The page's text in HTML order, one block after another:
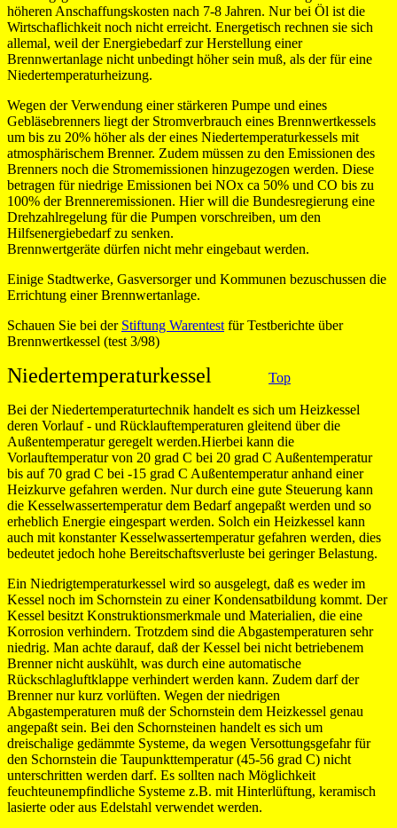
höheren Anschaffungskosten nach 7-8 Jahren. Nur bei Öl ist die
Wirtschaflichkeit noch nicht erreicht. Energetisch rechnen sie sich
allemal, weil der Energiebedarf zur Herstellung einer
Brennwertanlage nicht unbedingt höher sein muß, als der für eine
Niedertemperaturheizung.
Wegen der Verwendung einer stärkeren Pumpe und eines
Gebläsebrenners liegt der Stromverbrauch eines Brennwertkessels
um bis zu 20% höher als der eines Niedertemperaturkessels mit
atmosphärischem Brenner. Zudem müssen zu den Emissionen des
Brenners noch die Stromemissionen hinzugezogen werden. Diese
betragen für niedrige Emissionen bei NOx ca 50% und CO bis zu
100% der Brenneremissionen. Hier will die Bundesregierung eine
Drehzahlregelung für die Pumpen vorschreiben, um den
Hilfsenergiebedarf zu senken.
Brennwertgeräte dürfen nicht mehr eingebaut werden.
Einige Stadtwerke, Gasversorger und Kommunen bezuschussen die
Errichtung einer Brennwertanlage.
Schauen Sie bei der Stiftung Warentest für Testberichte über
Brennwertkessel (test 3/98)
Niedertemperaturkessel Top
Bei der Niedertemperaturtechnik handelt es sich um Heizkessel
deren Vorlauf - und Rücklauftemperaturen gleitend über die
Außentemperatur geregelt werden.Hierbei kann die
Vorlauftemperatur von 20 grad C bei 20 grad C Außentemperatur
bis auf 70 grad C bei -15 grad C Außentemperatur anhand einer
Heizkurve gefahren werden. Nur durch eine gute Steuerung kann
die Kesselwassertemperatur dem Bedarf angepaßt werden und so
erheblich Energie eingespart werden. Solch ein Heizkessel kann
auch mit konstanter Kesselwassertemperatur gefahren werden, dies
bedeutet jedoch hohe Bereitschaftsverluste bei geringer Belastung.
Ein Niedrigtemperaturkessel wird so ausgelegt, daß es weder im
Kessel noch im Schornstein zu einer Kondensatbildung kommt. Der
Kessel besitzt Konstruktionsmerkmale und Materialien, die eine
Korrosion verhindern. Trotzdem sind die Abgastemperaturen sehr
niedrig. Man achte darauf, daß der Kessel bei nicht betriebenem
Brenner nicht auskühlt, was durch eine automatische
Rückschlagluftklappe verhindert werden kann. Zudem darf der
Brenner nur kurz vorlüften. Wegen der niedrigen
Abgastemperaturen muß der Schornstein dem Heizkessel genau
angepaßt sein. Bei den Schornsteinen handelt es sich um
dreischalige gedämmte Systeme, da wegen Versottungsgefahr für
den Schornstein die Taupunkttemperatur (45-56 grad C) nicht
unterschritten werden darf. Es sollten nach Möglichkeit
feuchteunempfindliche Systeme z.B. mit Hinterlüftung, keramisch
lasierte oder aus Edelstahl verwendet werden.